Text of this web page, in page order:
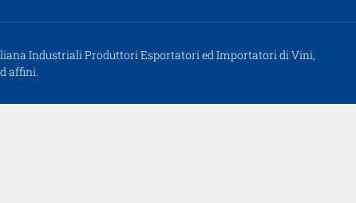
Industriali Produttori Esportatori ed Importatori di Vini,
affini.